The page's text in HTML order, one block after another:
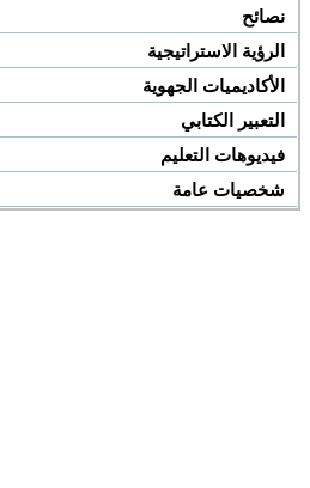
نصائح
الرؤية الاستراتيجية
الأكاديميات الجهوية
التعبير الكتابي
فيديوهات التعليم
شخصيات عامة